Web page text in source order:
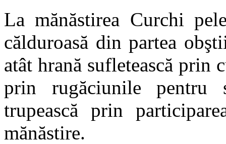
La mănăstirea Curchi
călduroasă din partea
atât hrană sufletească prin
prin rugăciunile pentru
trupească prin
mănăstire.